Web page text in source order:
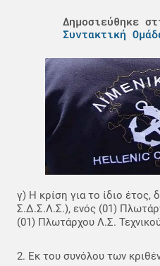
Δημοσιεύθηκε
Συντακτική
γ) Η κρίση για το ίδιο έτος,
Σ.Δ.Σ.Λ.Σ.), ενός (01)
(01) Πλωτάρχου Λ.Σ.
2. Εκ του συνόλου των